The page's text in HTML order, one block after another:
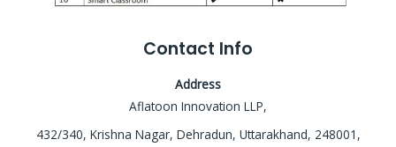
Contact Info
Address
Aflatoon Innovation LLP,
432/340, Krishna Nagar, Dehradun, Uttarakhand, 248001,